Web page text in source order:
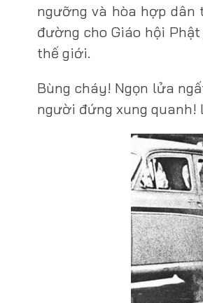
ngưỡng và hòa hợp dân
đường cho Giáo hội
thế giới.
Bùng cháy! Ngọn lửa
người đứng xung quanh!